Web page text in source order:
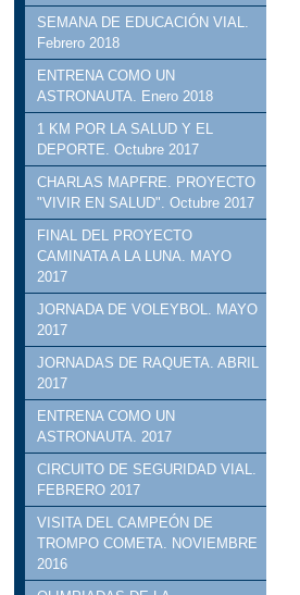
SEMANA DE EDUCACIÓN VIAL.
Febrero 2018
ENTRENA COMO UN
ASTRONAUTA. Enero 2018
1 KM POR LA SALUD Y EL
DEPORTE. Octubre 2017
CHARLAS MAPFRE. PROYECTO
"VIVIR EN SALUD". Octubre 2017
FINAL DEL PROYECTO
CAMINATA A LA LUNA. MAYO
2017
JORNADA DE VOLEYBOL. MAYO
2017
JORNADAS DE RAQUETA. ABRIL
2017
ENTRENA COMO UN
ASTRONAUTA. 2017
CIRCUITO DE SEGURIDAD VIAL.
FEBRERO 2017
VISITA DEL CAMPEÓN DE
TROMPO COMETA. NOVIEMBRE
2016